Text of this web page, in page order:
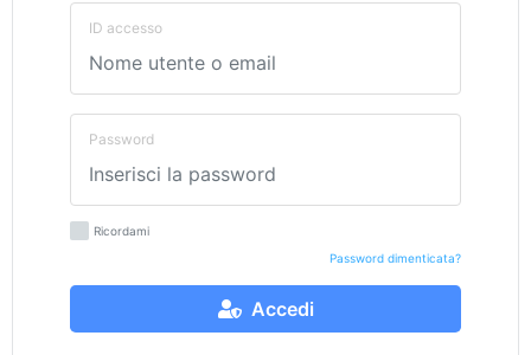
ID accesso
Password
Ricordami
Password dimenticata?
Accedi